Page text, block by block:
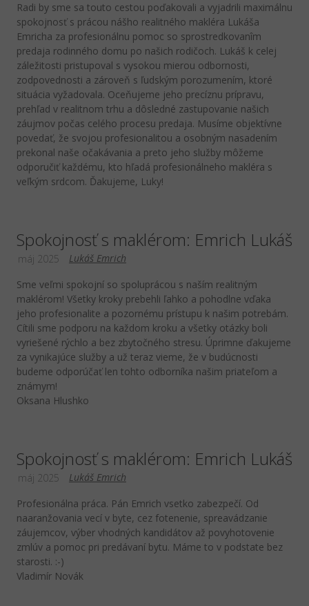
Radi by sme sa touto cestou poďakovali a vyjadrili maximálnu
spokojnosť s prácou nášho realitného makléra Lukáša
Emricha za profesionálnu pomoc so sprostredkovanîm
predaja rodinného domu po našich rodičoch. Lukáš k celej
záležitosti pristupoval s vysokou mierou odbornosti,
zodpovednosti a zároveň s ľudským porozumením, ktoré
situácia vyžadovala. Oceňujeme jeho precíznu prípravu,
prehľad v realitnom trhu a dôsledné zastupovanie našich
záujmov počas celého procesu predaja. Musíme objektívne
povedať, že svojou profesionalitou a osobným nasadením
prekonal naše očakávania a preto jeho služby môžeme
odporučiť každému, kto hľadá profesionálneho makléra s
veľkým srdcom. Ďakujeme, Luky!
Spokojnosť s maklérom: Emrich Lukáš
Lukáš Emrich
máj 2025
Sme veľmi spokojní so spoluprácou s naším realitným
maklérom! Všetky kroky prebehli ľahko a pohodlne vďaka
jeho profesionalite a pozornému prístupu k našim potrebám.
Cítili sme podporu na každom kroku a všetky otázky boli
vyriešené rýchlo a bez zbytočného stresu. Úprimne ďakujeme
za vynikajúce služby a už teraz vieme, že v budúcnosti
budeme odporúčať len tohto odborníka našim priateľom a
známym!
Oksana Hlushko
Spokojnosť s maklérom: Emrich Lukáš
Lukáš Emrich
máj 2025
Profesionálna práca. Pán Emrich vsetko zabezpečí. Od
naaranžovania vecí v byte, cez fotenenie, spreavádzanie
záujemcov, výber vhodných kandidátov až povyhotovenie
zmlúv a pomoc pri predávaní bytu. Máme to v podstate bez
starosti. :-)
Vladimír Novák